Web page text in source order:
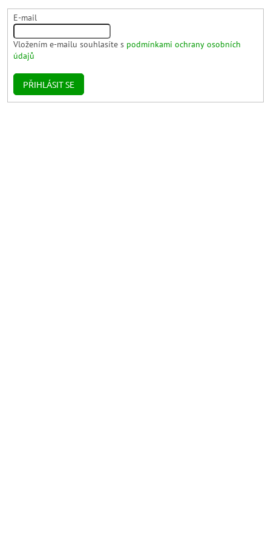
E-mail
Vložením e-mailu souhlasíte s podmínkami ochrany osobních
údajů
PŘIHLÁSIT SE